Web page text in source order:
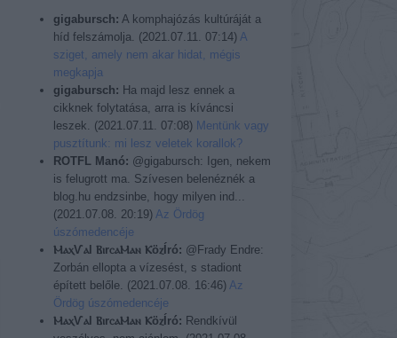
gigabursch: A komphajózás kultúráját a
híd felszámolja. (2021.07.11. 07:14) A
sziget, amely nem akar hidat, mégis
megkapja
gigabursch: Ha majd lesz ennek a
cikknek folytatása, arra is kíváncsi
leszek. (2021.07.11. 07:08) Mentünk vagy
pusztítunk: mi lesz veletek korallok?
ROTFL Manó: @gigabursch: Igen, nekem
is felugrott ma. Szívesen belenéznék a
blog.hu endzsinbe, hogy milyen ind...
(2021.07.08. 20:19) Az Ördög
úszómedencéje
ⲘⲁⲭѴⲁl ⲂⲓrⲥⲁⲘⲁⲛ ⲔöⲍÍró: @Frady Endre:
Zorbán ellopta a vízesést, s stadiont
épített belőle. (2021.07.08. 16:46) Az
Ördög úszómedencéje
ⲘⲁⲭѴⲁl ⲂⲓrⲥⲁⲘⲁⲛ ⲔöⲍÍró: Rendkívül